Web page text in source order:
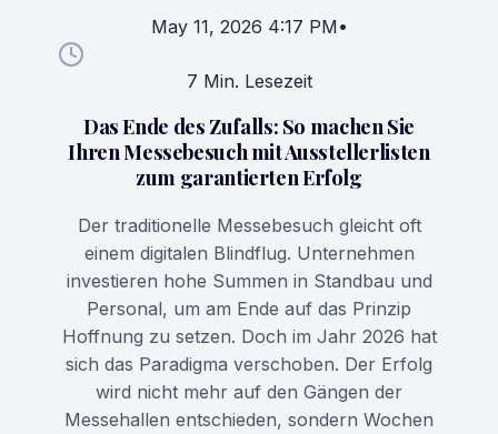
May 11, 2026 4:17 PM•
7 Min. Lesezeit
Das Ende des Zufalls: So machen Sie
Ihren Messebesuch mit Ausstellerlisten
zum garantierten Erfolg
Der traditionelle Messebesuch gleicht oft
einem digitalen Blindflug. Unternehmen
investieren hohe Summen in Standbau und
Personal, um am Ende auf das Prinzip
Hoffnung zu setzen. Doch im Jahr 2026 hat
sich das Paradigma verschoben. Der Erfolg
wird nicht mehr auf den Gängen der
Messehallen entschieden, sondern Wochen